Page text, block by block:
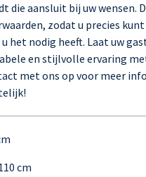
die aansluit bij uw wensen.
zodat u precies
het nodig heeft. Laat uw
en stijlvolle ervaring
met ons op voor meer
cm